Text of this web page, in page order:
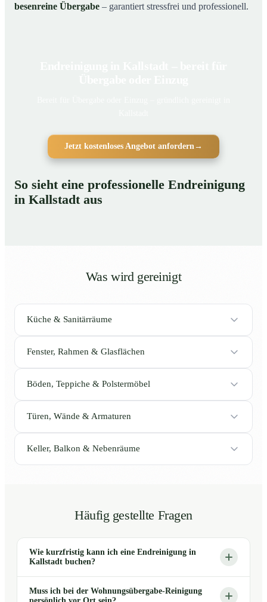
besenreine Übergabe – garantiert stressfrei und professionell.
Jetzt kostenloses Angebot anfordern →
So sieht eine professionelle Endreinigung
in Kallstadt aus
Was wird gereinigt
Küche & Sanitärräume
Fenster, Rahmen & Glasflächen
Böden, Teppiche & Polstermöbel
Türen, Wände & Armaturen
Keller, Balkon & Nebenräume
Häufig gestellte Fragen
Wie kurzfristig kann ich eine Endreinigung in
Kallstadt buchen?
Muss ich bei der Wohnungsübergabe-Reinigung